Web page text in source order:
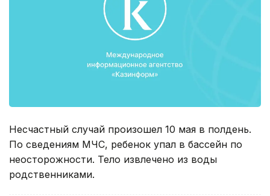
Несчастный случай произошел 10 мая в полдень.
По сведениям МЧС, ребенок упал в бассейн по
неосторожности. Тело извлечено из воды
родственниками.